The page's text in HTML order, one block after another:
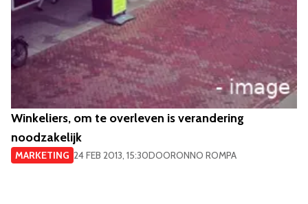
Winkeliers, om te overleven is verandering
noodzakelijk
MARKETING 24 FEB 2013, 15:30DOORONNO ROMPA